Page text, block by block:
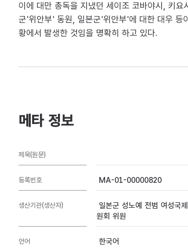
이에 대만 총독을 지냈던 세이조 코바야시, 키
군'위안부' 동원, 일본군'위안부'에 대한 대우 등
황에서 발생한 것임을 명확히 하고 있다.
메타 정보
제목(원문)
등록번호 MA-01-00000820
생산기관(생산자)
일본군 성노예 전범 여성국
원회 위원
언어 한국어